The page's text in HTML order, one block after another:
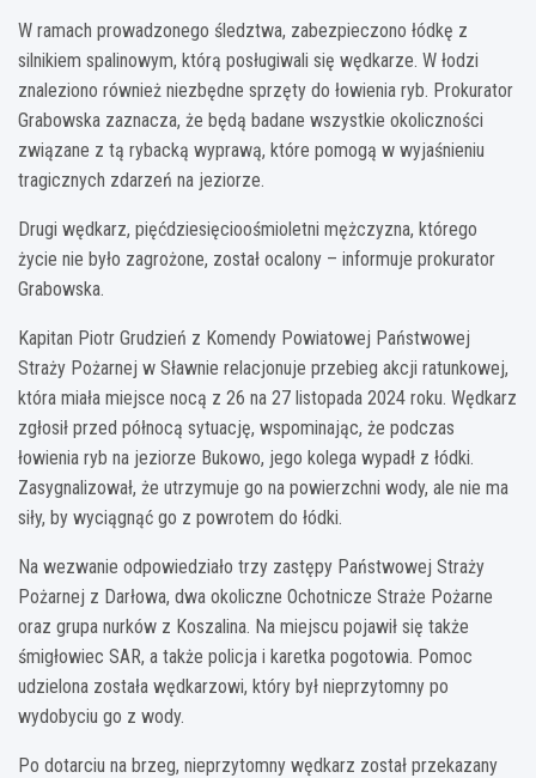
W ramach prowadzonego śledztwa, zabezpieczono łódkę z
silnikiem spalinowym, którą posługiwali się wędkarze. W łodzi
znaleziono również niezbędne sprzęty do łowienia ryb. Prokurator
Grabowska zaznacza, że będą badane wszystkie okoliczności
związane z tą rybacką wyprawą, które pomogą w wyjaśnieniu
tragicznych zdarzeń na jeziorze.
Drugi wędkarz, pięćdziesięcioośmioletni mężczyzna, którego
życie nie było zagrożone, został ocalony – informuje prokurator
Grabowska.
Kapitan Piotr Grudzień z Komendy Powiatowej Państwowej
Straży Pożarnej w Sławnie relacjonuje przebieg akcji ratunkowej,
która miała miejsce nocą z 26 na 27 listopada 2024 roku. Wędkarz
zgłosił przed północą sytuację, wspominając, że podczas
łowienia ryb na jeziorze Bukowo, jego kolega wypadł z łódki.
Zasygnalizował, że utrzymuje go na powierzchni wody, ale nie ma
siły, by wyciągnąć go z powrotem do łódki.
Na wezwanie odpowiedziało trzy zastępy Państwowej Straży
Pożarnej z Darłowa, dwa okoliczne Ochotnicze Straże Pożarne
oraz grupa nurków z Koszalina. Na miejscu pojawił się także
śmigłowiec SAR, a także policja i karetka pogotowia. Pomoc
udzielona została wędkarzowi, który był nieprzytomny po
wydobyciu go z wody.
Po dotarciu na brzeg, nieprzytomny wędkarz został przekazany